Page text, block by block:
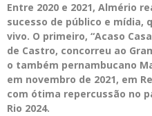
Entre 2020 e 2021, Almério
sucesso de público e mídia,
vivo. O primeiro, “Acaso
de Castro, concorreu ao
o também pernambucano
em novembro de 2021, em
com ótima repercussão no
Rio 2024.